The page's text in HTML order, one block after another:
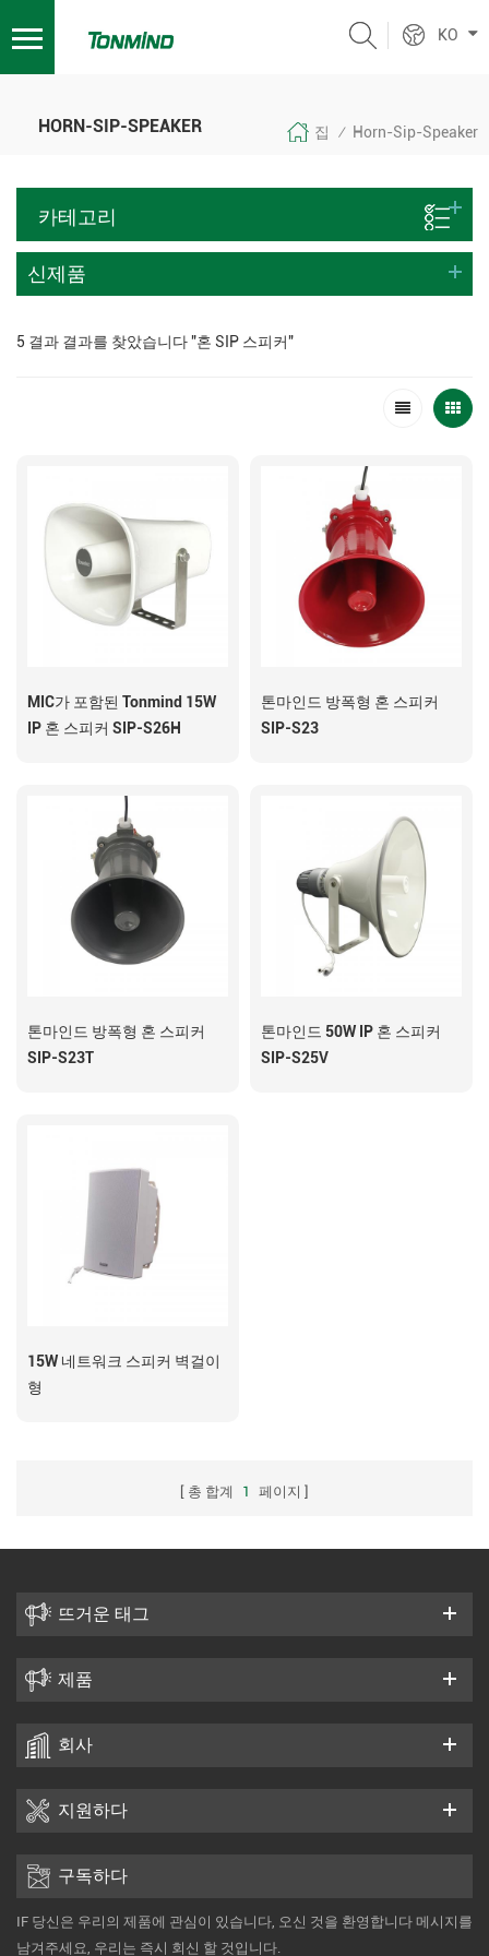
KO
HORN-SIP-SPEAKER 집 / Horn-Sip-Speaker
카테고리
신제품
5 결과 결과를 찾았습니다 "혼 SIP 스피커"
MIC가 포함된 Tonmind 15W
IP 혼 스피커 SIP-S26H
톤마인드 방폭형 혼 스피커
SIP-S23
톤마인드 방폭형 혼 스피커
SIP-S23T
톤마인드 50W IP 혼 스피커
SIP-S25V
15W 네트워크 스피커 벽걸이
형
총 합계 1 페이지
뜨거운 태그
제품
회사
지원하다
구독하다
IF 당신은 우리의 제품에 관심이 있습니다, 오신 것을 환영합니다 메시지를
남겨주세요, 우리는 즉시 회신 할 것입니다.